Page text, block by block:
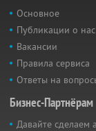
Основное
Публикации о нас
Вакансии
Правила сервиса
Ответы на
Бизнес-Партнёрам
Давайте сделаем